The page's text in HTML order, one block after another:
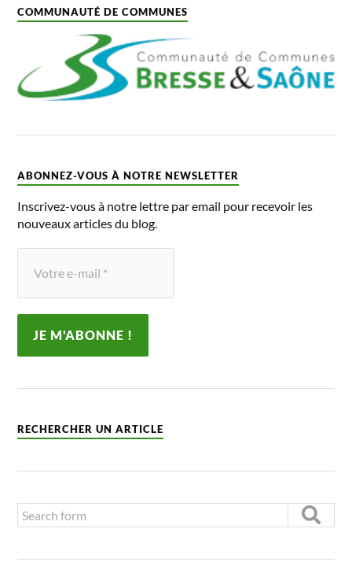
COMMUNAUTÉ DE COMMUNES
ABONNEZ-VOUS À NOTRE NEWSLETTER
Inscrivez-vous à notre lettre par email pour recevoir les
nouveaux articles du blog.
RECHERCHER UN ARTICLE